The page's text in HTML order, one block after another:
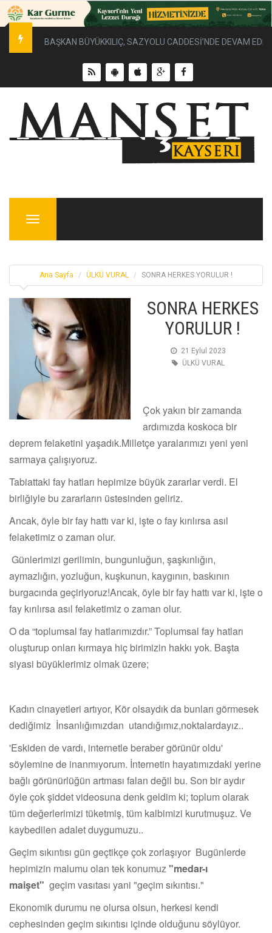
BAŞKAN BÜYÜKKILIÇ, SAZYOLU CADDESİ’NDE DEVAM
Menu
Ana Sayfa ÜLKÜ VURAL SONRA HERKES YORULUR !
SONRA HERKES
YORULUR !
21 Eylul 2023
ÜLKÜ VURAL
Çok yakın bir zamanda
ardımızda koskoca bir
deprem felaketini yaşadık.Milletçe yaralarımızı yeni yeni
sarmaya çalışıyoruz.
Tabiattaki fay hatları hepimize büyük zararlar verdi. El
birliğiyle bu zararların üstesinden geliriz.
Ancak, öyle bir fay hattı var ki, işte o fay kırılırsa asıl
felaketimiz o zaman olur.
Günlerimizi gerilimin, bungunluğun, şaşkınlığın,
aymazlığın, yozluğun, kuşkunun, kaygının, baskının
burgacında geçiriyoruz!Ancak, öyle bir fay hattı var ki, işte o
fay kırılırsa asıl felaketimiz o zaman olur.
O da “toplumsal fay hatlarımızdır.” Toplumsal fay hatları
oluşturup onları kırmaya hiç birimizin hakkı yok. Başta
siyasi büyüklerimiz olmak üzere;
Kadın cinayetleri artıyor, Kör olsaydık da bunları görmesek
dediğimiz İnsanlığımızdan utandığımız,noktalardayız..
'Eskiden de vardı, internetle beraber görünür oldu'
söylemine de inanmıyorum. İnternetin hayatımızdaki yerine
bağlı görünürlüğün artması falan değil bu. Son bir aydır
öyle çok şiddet videosuna denk geldim ki; toplum olarak
tüm değerlerimizi tüketmiş, tüm kalbimizi kurutmuşuz. Ve
kaybedilen adalet duygumuzu..
Geçim sıkıntısı gün geçtikçe çok zorlaşıyor Bugünlerde
hepimizin malumu olan tek konumuz"medar-ı
maişet" geçim vasıtası yani "geçim sıkıntısı."
Ekonomik durumu ne olursa olsun, herkesi kendi
cephesinden geçim sıkıntısı içinde olduğunu söylüyor.